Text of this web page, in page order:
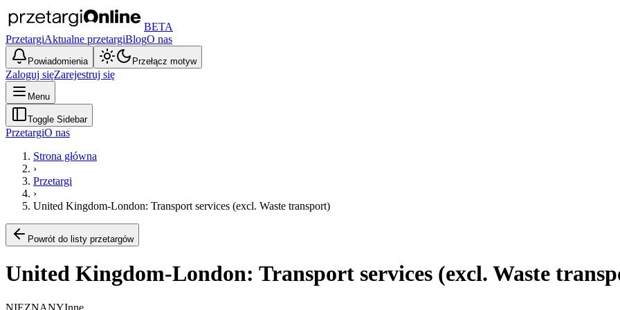
BETA
PrzetargiAktualne przetargiBlogO nas
Powiadomienia Przełącz motyw
Zaloguj sięZarejestruj się
Menu
Toggle Sidebar
PrzetargiO nas
Strona główna
›
Przetargi
›
United Kingdom-London: Transport services (excl. Waste transport)
Powrót do listy przetargów
United Kingdom-London: Transport services (excl. Waste
NIEZNANYInne